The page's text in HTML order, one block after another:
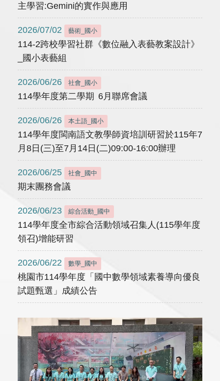
主學習:Gemini的實作與應用
2026/07/02 藝術_國小
114-2跨校學習社群《數位融入表藝教案設計》
_國小表藝組
2026/06/26 社會_國小
114學年度第二學期 6月聯席會議
2026/06/26 本土語_國小
114學年度閩南語文教學師資培訓研習於115年7
月8日(三)至7月14日(二)09:00-16:00辦理
2026/06/25 社會_國中
期末團務會議
2026/06/23 綜合活動_國中
114學年度全市綜合活動領域召集人(115學年度
領召)增能研習
2026/06/22 數學_國中
桃園市114學年度「國中數學領域素養導向優良
試題甄選」成績公告